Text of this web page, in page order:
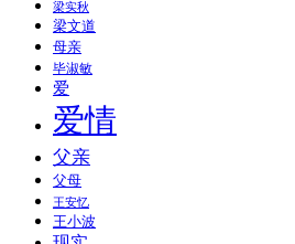
梁实秋
梁文道
母亲
毕淑敏
爱
爱情
父亲
父母
王安忆
王小波